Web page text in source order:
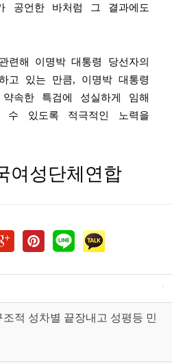
공언한 바처럼 그 결과에도
련해 이명박 대통령 당선자의
고 있는 만큼, 이명박 대통령
속한 특검에 성실하게 임해
수 있도록 적극적인 노력을
여성단체연합
적 성차별 끝장내고 성평등 민